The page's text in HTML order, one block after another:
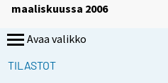
maaliskuussa 2006
Avaa valikko
TILASTOT